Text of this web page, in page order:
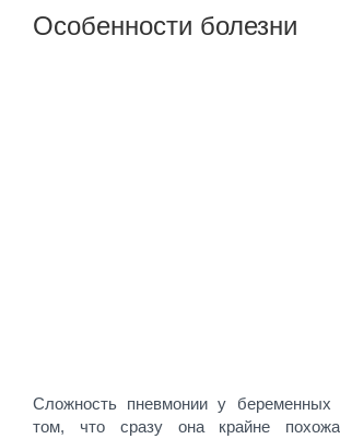
Особенности болезни
Сложность пневмонии у беременных
том, что сразу она крайне